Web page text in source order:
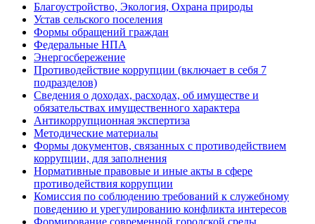
Благоустройство, Экология, Охрана природы
Устав сельского поселения
Формы обращений граждан
Федеральные НПА
Энергосбережение
Противодействие коррупции (включает в себя 7
подразделов)
Сведения о доходах, расходах, об имуществе и
обязательствах имущественного характера
Антикоррупционная экспертиза
Методические материалы
Формы документов, связанных с противодействием
коррупции, для заполнения
Нормативные правовые и иные акты в сфере
противодействия коррупции
Комиссия по соблюдению требований к служебному
поведению и урегулированию конфликта интересов
Формирование современной городской среды